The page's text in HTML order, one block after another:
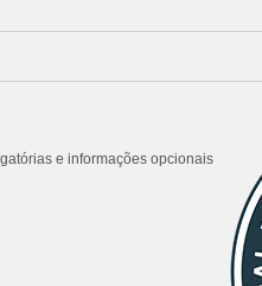
e informações opcionais